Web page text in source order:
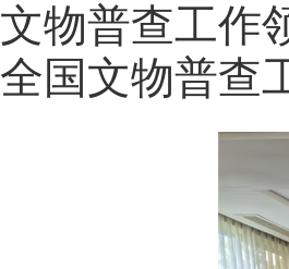
文物普查工作
全国文物普查